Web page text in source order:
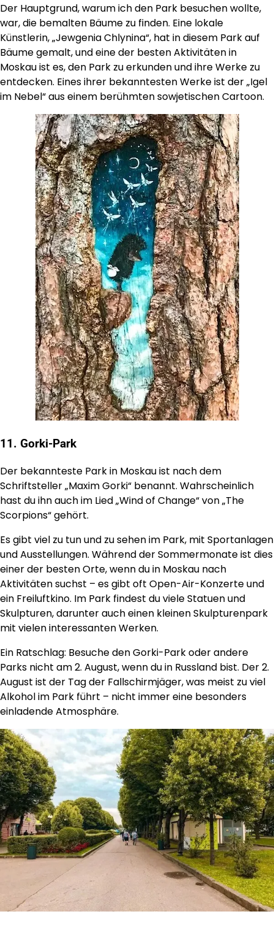
Der Hauptgrund, warum ich den Park besuchen wollte,
war, die bemalten Bäume zu finden. Eine lokale
Künstlerin, „Jewgenia Chlynina“, hat in diesem Park auf
Bäume gemalt, und eine der besten Aktivitäten in
Moskau ist es, den Park zu erkunden und ihre Werke zu
entdecken. Eines ihrer bekanntesten Werke ist der „Igel
im Nebel“ aus einem berühmten sowjetischen Cartoon.
11. Gorki-Park
Der bekannteste Park in Moskau ist nach dem
Schriftsteller „Maxim Gorki“ benannt. Wahrscheinlich
hast du ihn auch im Lied „Wind of Change“ von „The
Scorpions“ gehört.
Es gibt viel zu tun und zu sehen im Park, mit Sportanlagen
und Ausstellungen. Während der Sommermonate ist dies
einer der besten Orte, wenn du in Moskau nach
Aktivitäten suchst – es gibt oft Open-Air-Konzerte und
ein Freiluftkino. Im Park findest du viele Statuen und
Skulpturen, darunter auch einen kleinen Skulpturenpark
mit vielen interessanten Werken.
Ein Ratschlag: Besuche den Gorki-Park oder andere
Parks nicht am 2. August, wenn du in Russland bist. Der 2.
August ist der Tag der Fallschirmjäger, was meist zu viel
Alkohol im Park führt – nicht immer eine besonders
einladende Atmosphäre.